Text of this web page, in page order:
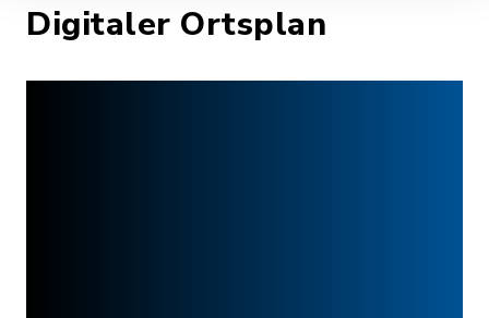
Digitaler Ortsplan